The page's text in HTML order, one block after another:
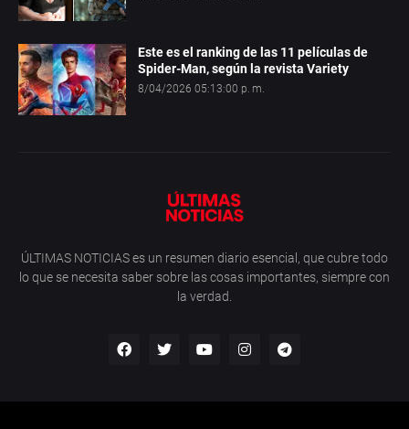
Este es el ranking de las 11 películas de
Spider-Man, según la revista Variety
8/04/2026 05:13:00 p. m.
ÚLTIMAS NOTICIAS es un resumen diario esencial, que cubre todo
lo que se necesita saber sobre las cosas importantes, siempre con
la verdad.